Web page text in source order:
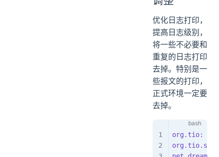
优化日志打印，
提高日志级别，
将一些不必要和
重复的日志打印
去掉。特别是一
些报文的打印，
正式环境一定要
去掉。
org.tio: